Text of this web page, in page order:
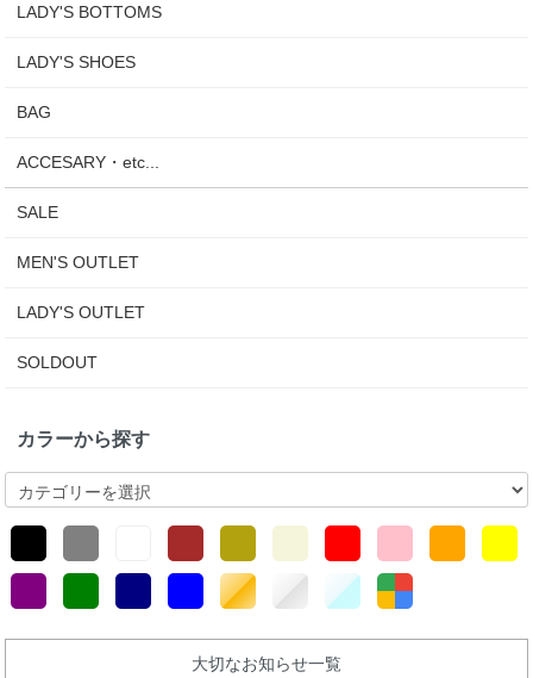
LADY'S BOTTOMS
LADY'S SHOES
BAG
ACCESARY・etc...
SALE
MEN'S OUTLET
LADY'S OUTLET
SOLDOUT
カラーから探す
大切なお知らせ一覧